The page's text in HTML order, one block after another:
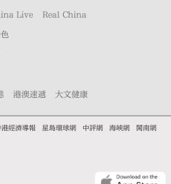
Live Real China
港澳速遞 大文健康
港經濟導報 星島環球網 中評網 海峽網
閩南網